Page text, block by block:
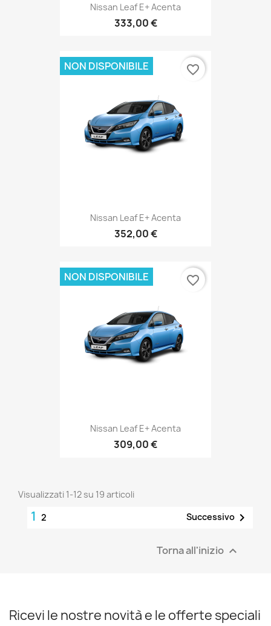
Nissan Leaf E+ Acenta
333,00 €
Nissan Leaf E+ Acenta
352,00 €
NON DISPONIBILE favorite_border
Nissan Leaf E+ Acenta
309,00 €
NON DISPONIBILE favorite_border
Visualizzati 1-12 su 19 articoli
1 2 Successivo 
Torna all'inizio 
Ricevi le nostre novità e le offerte speciali